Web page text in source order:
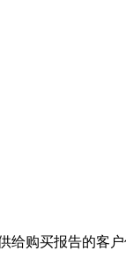
给购买报告的客